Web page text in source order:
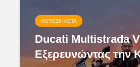
ΜΟΤΟΣΙΚΛΈΤΑ
Ducati Multistrada
Εξερευνώντας την